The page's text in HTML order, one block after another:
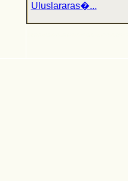
Uluslararas�...